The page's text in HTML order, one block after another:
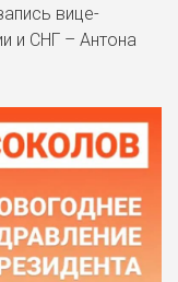
вице-
и СНГ – Антона